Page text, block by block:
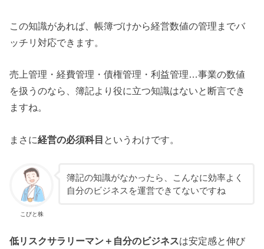
この知識があれば、帳簿づけから経営数値の管理までバ
ッチリ対応できます。
売上管理・経費管理・債権管理・利益管理…事業の数値
を扱うのなら、簿記より役に立つ知識はないと断言でき
ますね。
まさに経営の必須科目 というわけです。
こびと株
簿記の知識がなかったら、こんなに効率よく
自分のビジネスを運営できてないですね
低リスクサラリーマン＋自分のビジネスは安定感と伸び